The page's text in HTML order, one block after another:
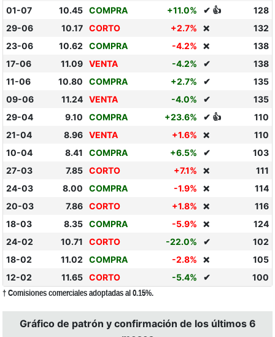
01-07
10.45 COMPRA +11.0% ✔ 👍
128
29-06
10.17 CORTO +2.7% ❌
132
23-06
10.62 COMPRA -4.2% ❌
138
17-06
11.09 VENTA -4.2% ✔
138
11-06
10.80 COMPRA +2.7% ✔
135
09-06
11.24 VENTA -4.0% ✔
135
29-04
9.10 COMPRA +23.6% ✔ 👍
110
21-04
8.96 VENTA +1.6% ❌
110
10-04
8.41 COMPRA +6.5% ✔
103
27-03
7.85 CORTO +7.1% ❌
111
24-03
8.00 COMPRA -1.9% ❌
114
20-03
7.86 CORTO +1.8% ❌
116
18-03
8.35 COMPRA -5.9% ❌
124
24-02
10.71 CORTO -22.0% ✔
102
18-02
11.02 COMPRA -2.8% ❌
105
12-02
11.65 CORTO -5.4% ✔ 100
† Comisiones comerciales adoptadas al 0.15%.
Gráfico de patrón y confirmación de los últimos 6